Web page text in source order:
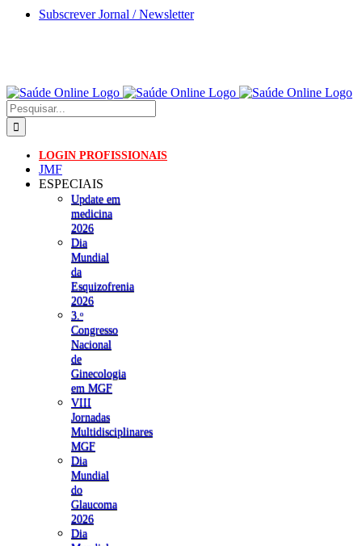
Skip
Subscrever Jornal / Newsletter
Pesquisar
LOGIN PROFISSIONAIS
JMF
ESPECIAIS
Update em
medicina
2026
Dia
Mundial
da
Esquizofrenia
2026
3.ᵒ
Congresso
Nacional
de
Ginecologia
em MGF
VIII
Jornadas
Multidisciplinares
MGF
Dia
Mundial
do
Glaucoma
2026
Dia